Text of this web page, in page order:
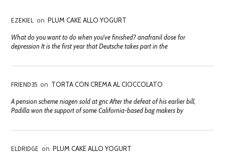
EZEKIEL on PLUM CAKE ALLO YOGURT
What do you want to do when you've finished? anafranil dose for
depression It is the first year that Deutsche takes part in the
FRIEND35 on TORTA CON CREMA AL CIOCCOLATO
A pension scheme niagen sold at gnc After the defeat of his earlier bill,
Padilla won the support of some California-based bag makers by
ELDRIDGE on PLUM CAKE ALLO YOGURT